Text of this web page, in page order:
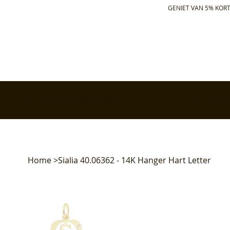
GENIET VAN 5%
Home>Sialia 40.06362 - 14K Hanger Hart Letter